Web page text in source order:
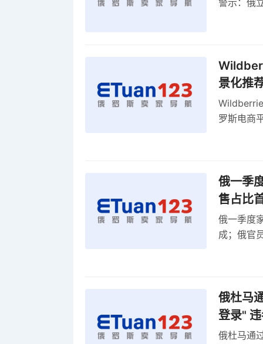
警示：俄
景化推
罗斯电商
俄一季
售占比
俄一季度
成；俄官
俄杜马
登录"
俄杜马通